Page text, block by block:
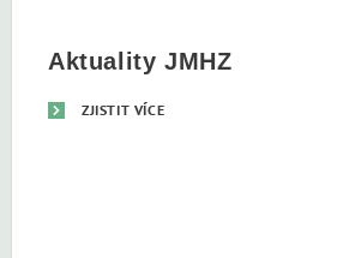
Aktuality JMHZ
ZJISTIT VÍCE